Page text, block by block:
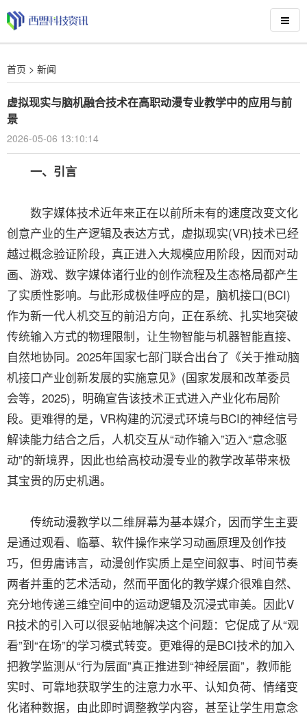
首页 > 新闻
虚拟现实与脑机融合技术在高职动漫专业教学中的应用与前
景
2026-05-06 13:10:14
一、引言
数字媒体技术近年来正在以前所未有的速度改变文化
创意产业的生产逻辑及表达方式，虚拟现实(VR)技术已经
越过概念验证阶段，真正进入大规模应用阶段，因而对动
画、游戏、数字媒体诸行业的创作流程及生态格局都产生
了实质性影响。与此形成极佳呼应的是，脑机接口(BCI)
作为新一代人机交互的前沿方向，正在系统、扎实地突破
传统输入方式的物理限制，让生物智能与机器智能直接、
自然地协同。2025年国家七部门联合出台了《关于推动脑
机接口产业创新发展的实施意见》(国家发展和改革委员
会等，2025)，明确宣告该技术正式进入产业化布局阶
段。更难得的是，VR构建的沉浸式环境与BCI的神经信号
解读能力结合之后，人机交互从“动作输入”迈入“意念驱
动”的新境界，因此也给高校动漫专业的教学改革带来极
其宝贵的历史机遇。
传统动漫教学以二维屏幕为基本媒介，因而学生主要
是通过观看、临摹、软件操作来学习动画原理及创作技
巧，但毋庸讳言，动漫创作实质上是空间叙事、时间节奏
两者并重的艺术活动，然而平面化的教学媒介很难自然、
充分地传递三维空间中的运动逻辑及沉浸式审美。因此V
R技术的引入可以很妥帖地解决这个问题：它促成了从“观
看”到“在场”的学习模式转变。更难得的是BCI技术的加入
把教学监测从“行为层面”真正推进到“神经层面”，教师能
实时、可靠地获取学生的注意力水平、认知负荷、情绪变
化诸种数据，由此即时调整教学内容，甚至让学生用意念